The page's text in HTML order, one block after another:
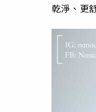
乾淨、更